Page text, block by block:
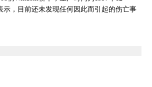
示，目前还未发现任何因此而引起的伤亡事